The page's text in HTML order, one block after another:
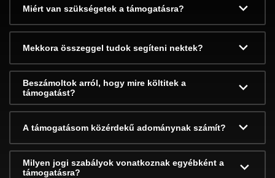
Miért van szükségetek a támogatásra?
Mekkora összeggel tudok segíteni nektek?
Beszámoltok arról, hogy mire költitek a
támogatást?
A támogatásom közérdekű adománynak számít?
Milyen jogi szabályok vonatkoznak egyébként a
támogatásra?